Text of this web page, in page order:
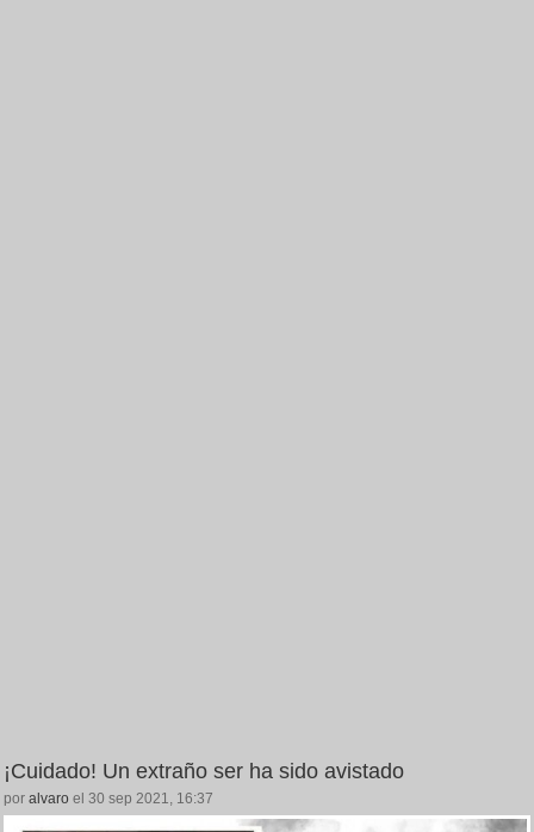
¡Cuidado! Un extraño ser ha sido avistado
por alvaro el 30 sep 2021, 16:37